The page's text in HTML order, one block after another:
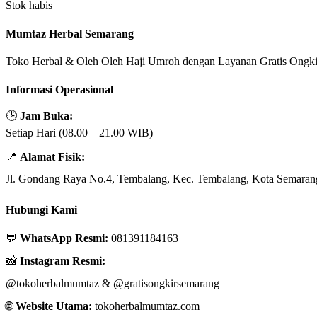
Stok habis
Mumtaz Herbal Semarang
Toko Herbal & Oleh Oleh Haji Umroh dengan Layanan Gratis
Informasi Operasional
🕒 Jam Buka:
Setiap Hari (08.00 – 21.00 WIB)
📍 Alamat Fisik:
Jl. Gondang Raya No.4, Tembalang, Kec. Tembalang, Kota
Hubungi Kami
💬 WhatsApp Resmi: 081391184163
📸 Instagram Resmi:
@tokoherbalmumtaz & @gratisongkirsemarang
🌐Website Utama: tokoherbalmumtaz.com